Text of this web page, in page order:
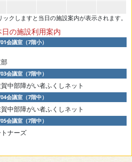
クしますと当日の施設案内が表示されます。
日の施設利用案内
会議室（7階小）
会議室（7階中）
中部障がい者ふくしネット
会議室（7階中）
中部障がい者ふくしネット
会議室（7階中）
ナーズ